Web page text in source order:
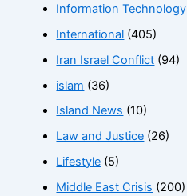
Information Technology
International (405)
Iran Israel Conflict (94)
islam (36)
Island News (10)
Law and Justice (26)
Lifestyle (5)
Middle East Crisis (200)